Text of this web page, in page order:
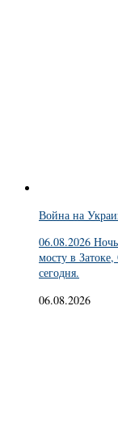
Война на
06.08.2026
мосту в
сегодня.
06.08.2026